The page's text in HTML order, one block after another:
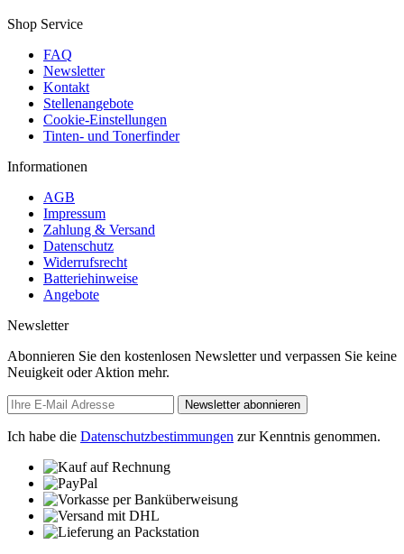
Shop Service
FAQ
Newsletter
Kontakt
Stellenangebote
Cookie-Einstellungen
Tinten- und Tonerfinder
Informationen
AGB
Impressum
Zahlung & Versand
Datenschutz
Widerrufsrecht
Batteriehinweise
Angebote
Newsletter
Abonnieren Sie den kostenlosen Newsletter und verpassen Sie keine
Neuigkeit oder Aktion mehr.
Newsletter abonnieren
Ich habe die Datenschutzbestimmungen zur Kenntnis genommen.